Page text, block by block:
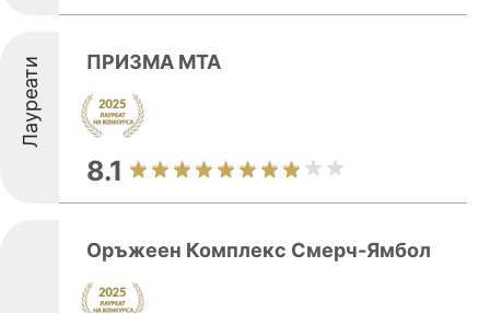
Лауреати ПРИЗМА МТА
8.1
Оръжеен Комплекс Смерч-Ямбол